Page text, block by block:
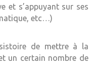
et s’appuyant sur ses
etc…)
de mettre à la
un certain nombre de